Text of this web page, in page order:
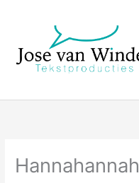
inhoud
Hannahannah